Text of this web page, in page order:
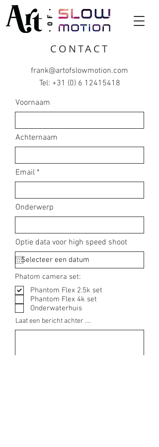
CONTACT
frank@artofslowmotion.com
Tel: +31 (0) 6 12415418
Voornaam
Achternaam
Email
Onderwerp
Optie data voor high speed shoot
Phatom camera set:
Phantom Flex 2.5k set
Phantom Flex 4k set
Onderwaterhuis
Laat een bericht achter ....